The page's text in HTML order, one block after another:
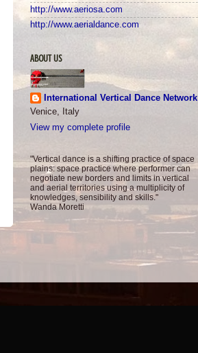
http://www.aeriosa.com
http://www.aerialdance.com
ABOUT US
International Vertical Dance Network
Venice, Italy
View my complete profile
"Vertical dance is a shifting practice of space
plains: space practice where performer can
negotiate new borders and limits in vertical
and aerial territories using a multiplicity of
knowledges, sensibility and skills."
Wanda Moretti